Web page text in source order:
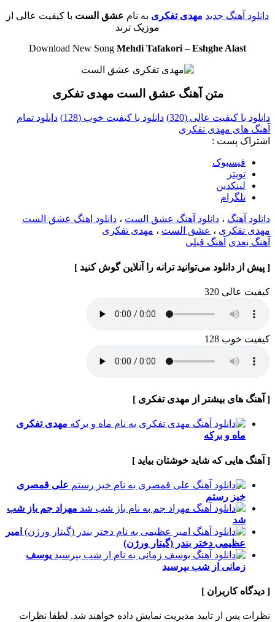
دانلود آهنگ جدید مهدی تفکری به نام عشق الست با کیفیت عالی از
موزیک ترند
Download New Song Mehdi Tafakori – Eshghe Alast
متن آهنگ عشق الست مهدی تفکری
دانلود با کیفیت عالی (320) دانلود با کیفیت خوب (128)
دانلود تمام
آهنگ های مهدی تفکری
اشتراک پست :
فيسبوک
تويتر
لینکدین
تلگرام
دانلود آهنگ ، دانلود آهنگ عشق الست ، دانلود اهنگ عشق الست
مهدی تفکری ، عشق الست ، مهدی تفکری
آهنگ بعدی آهنگ قبلی
[ پیش از دانلود می‌توانید ترانه را آنلاین گوش کنید ]
کیفیت عالی 320
کیفیت خوب 128
[ آهنگ های بیشتر از مهدی تفکری ]
مهدی تفکری
ماه و برکه
[ آهنگ هایی که شاید خوشتان بیاید ]
علی قمصری
خیز رستم
مهراد جم باز شب
شد
امیر
عظیمی دختر بندر (گیتار ورژن)
یوسف
زمانی از شب بپرسید
[ دیدگاه کاربران ]
نظرات پس از تایید مدیریت نمایش داده خواهند شد. لطفا نظرات